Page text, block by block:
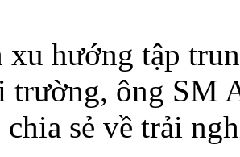
xu hướng tập
trường, ông SM
chia sẻ về trải